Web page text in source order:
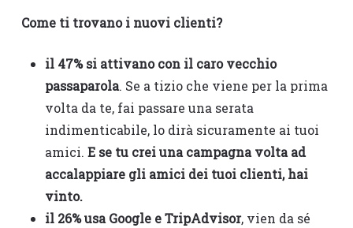
Come ti trovano i nuovi clienti?
il 47% si attivano con il caro vecchio
passaparola. Se a tizio che viene per la prima
volta da te, fai passare una serata
indimenticabile, lo dirà sicuramente ai tuoi
amici. E se tu crei una campagna volta ad
accalappiare gli amici dei tuoi clienti, hai
vinto.
il 26% usa Google e TripAdvisor, vien da sé